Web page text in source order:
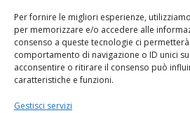
Per fornire le migliori esperienze,
per memorizzare e/o accedere alle
consenso a queste tecnologie ci
comportamento di navigazione o ID unici
acconsentire o ritirare il consenso può
caratteristiche e funzioni.
Gestisci servizi
Lecce – Dal Salento al…Salento!
2007
I NOSTRI SPONSOR